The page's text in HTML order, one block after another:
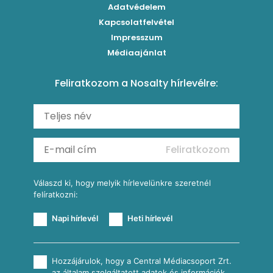
Carbonara
Szaftos paprikás csirke
Shakshuka
Ratatouille
Kukoricás-újhagymás lepény
Mexikói húsleves kukorica salsával
Almás-kéksajtos kukoricasaláta
Köretek
Reggeli receptek
Adatvédelem
Kapcsolatfelvétel
Impresszum
Médiaajánlat
Feliratkozom a Nosalty hírlevélre:
Feliratkozom
Válaszd ki, hogy melyik hírlevelünkre szeretnél
felíratkozni:
Napi hírlevél Heti hírlevél
Hozzájárulok, hogy a Central Médiacsoport Zrt.